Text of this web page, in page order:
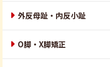
外反母趾・内反小趾
O脚・X脚矯正